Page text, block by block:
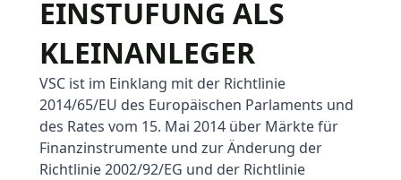
EINSTUFUNG ALS
KLEINANLEGER
VSC ist im Einklang mit der Richtlinie
2014/65/EU des Europäischen Parlaments und
des Rates vom 15. Mai 2014 über Märkte für
Finanzinstrumente und zur Änderung der
Richtlinie 2002/92/EG und der Richtlinie